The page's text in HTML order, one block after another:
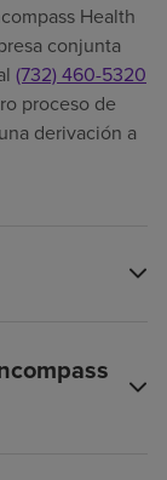
Health
conjunta
(732) 460-5320
proceso de
derivación a